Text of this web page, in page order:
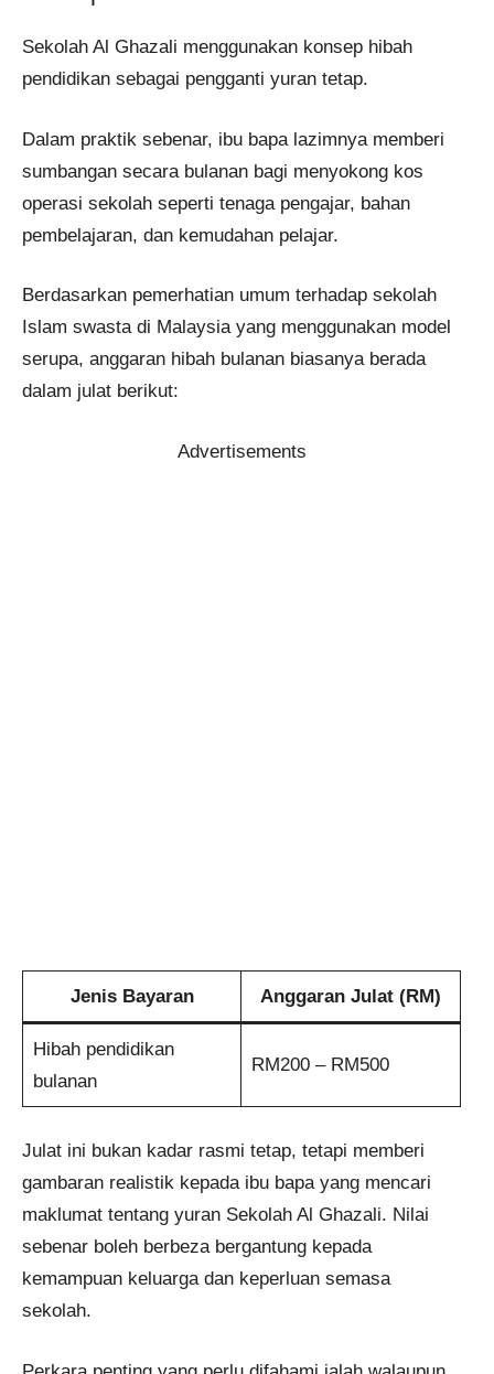
Sekolah Al Ghazali menggunakan konsep hibah
pendidikan sebagai pengganti yuran tetap.
Dalam praktik sebenar, ibu bapa lazimnya memberi
sumbangan secara bulanan bagi menyokong kos
operasi sekolah seperti tenaga pengajar, bahan
pembelajaran, dan kemudahan pelajar.
Berdasarkan pemerhatian umum terhadap sekolah
Islam swasta di Malaysia yang menggunakan model
serupa, anggaran hibah bulanan biasanya berada
dalam julat berikut:
Advertisements
Jenis Bayaran Anggaran Julat (RM)
Hibah pendidikan
bulanan
RM200 – RM500
Julat ini bukan kadar rasmi tetap, tetapi memberi
gambaran realistik kepada ibu bapa yang mencari
maklumat tentang yuran Sekolah Al Ghazali. Nilai
sebenar boleh berbeza bergantung kepada
kemampuan keluarga dan keperluan semasa
sekolah.